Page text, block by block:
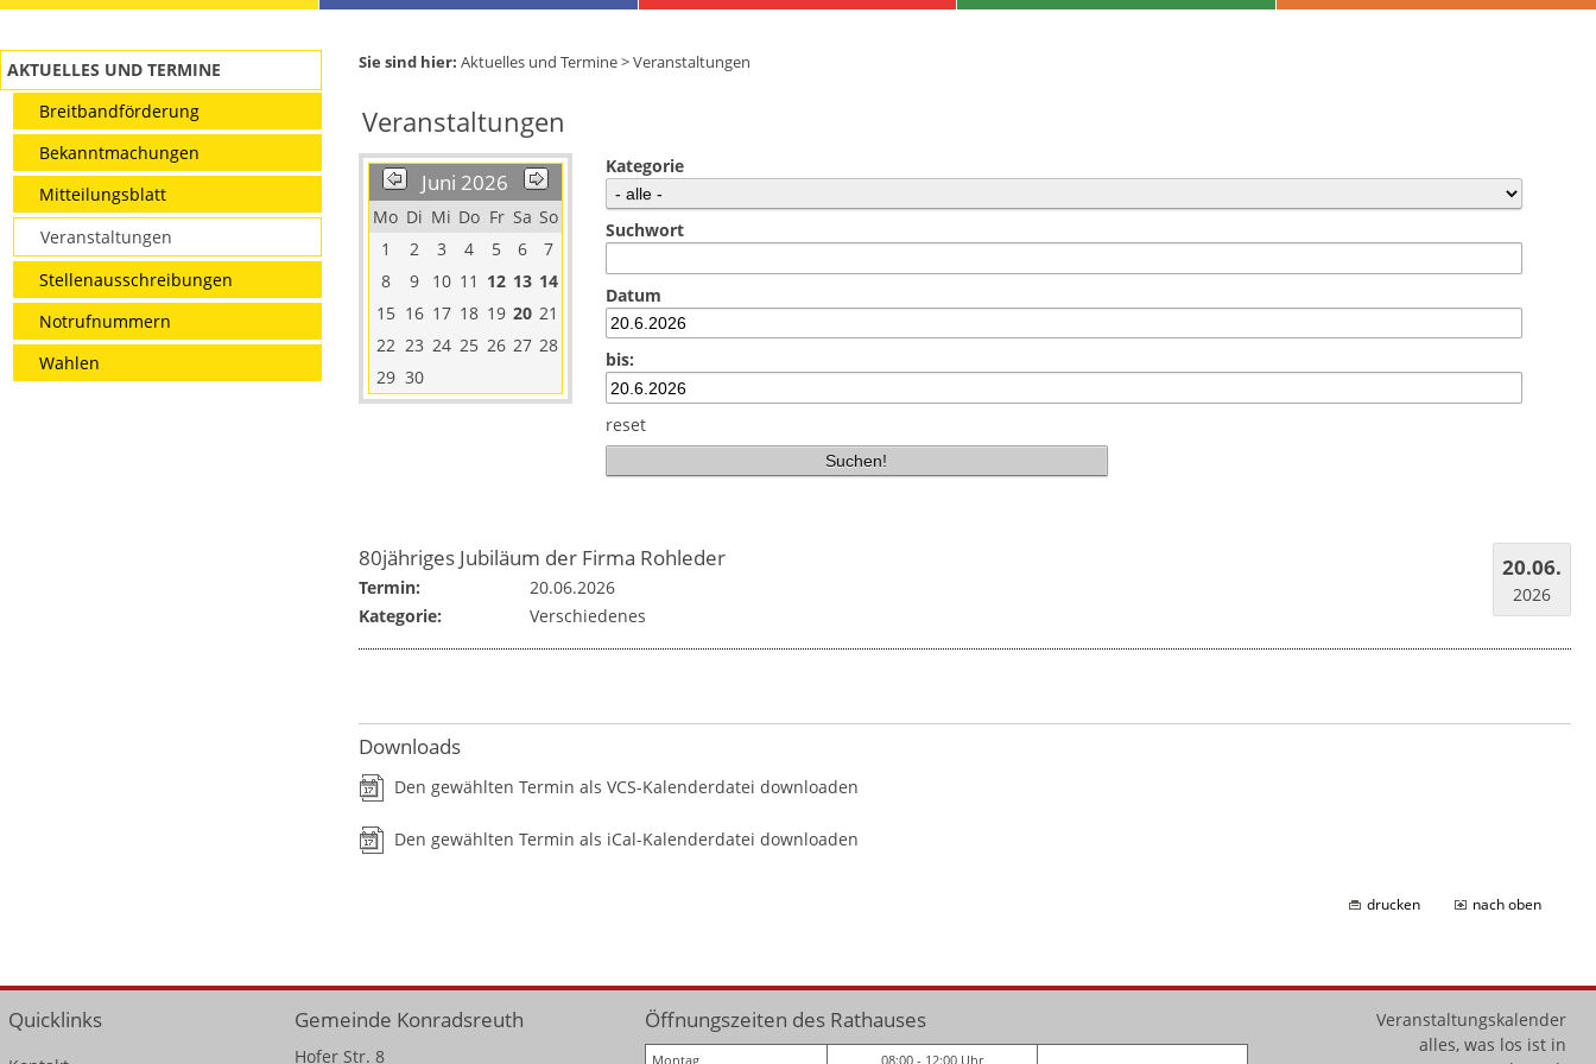
AKTUELLES UND TERMINE
Breitbandförderung
Bekanntmachungen
Mitteilungsblatt
Veranstaltungen
Stellenausschreibungen
Notrufnummern
Wahlen
Sie sind hier: Aktuelles und Termine>Veranstaltungen
Veranstaltungen
Juni 2026
Mo Di Mi Do Fr Sa So
1
2 3 4 5 6
7
8
9 10 11 12 13 14
15 16 17 18 19 20 21
22 23 24 25 26 27 28
29 30
Kategorie
Suchwort
Datum
bis:
reset
20.06.
2026
80jähriges Jubiläum der Firma Rohleder
Termin:
20.06.2026
Kategorie:
Verschiedenes
Downloads
Den gewählten Termin als VCS-Kalenderdatei downloaden
Den gewählten Termin als iCal-Kalenderdatei downloaden
drucken nach oben
Quicklinks Gemeinde Konradsreuth
Hofer Str. 8
Öffnungszeiten des Rathauses
Montag 08:00 - 12:00 Uhr
Veranstaltungskalender
alles, was los ist in